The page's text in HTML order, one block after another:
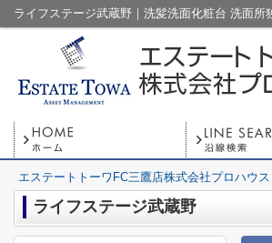
エステートトーワFC三鷹店株式会社プロハウス
ライフステージ武蔵野